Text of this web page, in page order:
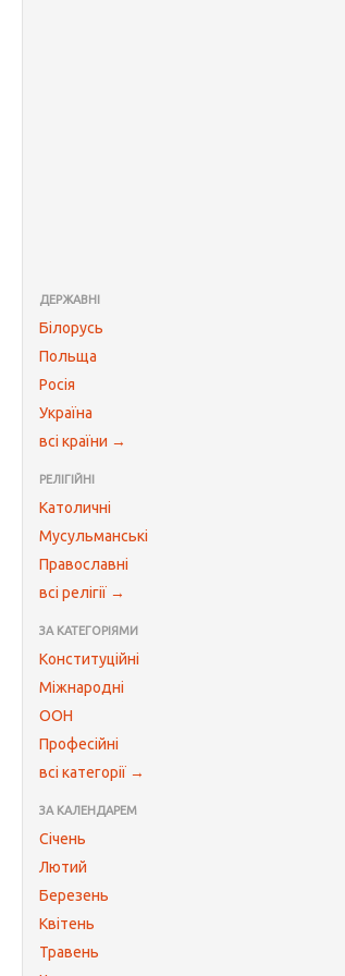
ДЕРЖАВНІ
Білорусь
Польща
Росія
Україна
всі країни →
РЕЛІГІЙНІ
Католичні
Мусульманські
Православні
всі релігії →
ЗА КАТЕГОРІЯМИ
Конституційні
Міжнародні
ООН
Професійні
всі категорії →
ЗА КАЛЕНДАРЕМ
Січень
Лютий
Березень
Квітень
Травень